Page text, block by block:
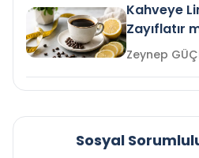
Kahveye
Zayıflatır
Zeynep
Sosyal